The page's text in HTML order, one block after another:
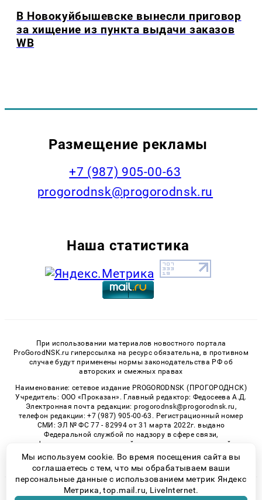
В Новокуйбышевске вынесли приговор
за хищение из пункта выдачи заказов
WB
Размещение рекламы
+7 (987) 905-00-63
progorodnsk@progorodnsk.ru
Наша статистика
При использовании материалов новостного портала
ProGorodNSK.ru гиперссылка на ресурс обязательна, в противном
случае будут применены нормы законодательства РФ об
авторских и смежных правах
Наименование: сетевое издание PROGORODNSK (ПРОГОРОДНСК)
Учредитель: ООО «Проказан». Главный редактор: Федосеева А.Д.
Электронная почта редакции: progorodnsk@progorodnsk.ru,
телефон редакции: +7 (987) 905-00-63. Регистрационный номер
СМИ: ЭЛ № ФС 77 - 82994 от 31 марта 2022г. выдано
Федеральной службой по надзору в сфере связи,
информационных технологий и массовых коммуникаций.
Возрастная категория сайта 16+.
© 2026 «progorodnsk» | Все права защищены
Мы используем cookie. Во время посещения сайта вы
соглашаетесь с тем, что мы обрабатываем ваши
персональные данные с использованием метрик Яндекс
Метрика, top.mail.ru, LiveInternet.